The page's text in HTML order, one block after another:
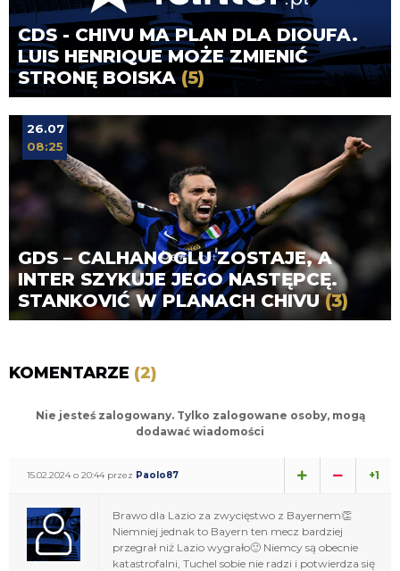
CDS - CHIVU MA PLAN DLA DIOUFA.
LUIS HENRIQUE MOŻE ZMIENIĆ
STRONĘ BOISKA(5)
GDS – CALHANOGLU ZOSTAJE, A
INTER SZYKUJE JEGO NASTĘPCĘ.
STANKOVIĆ W PLANACH CHIVU(3)
26.07
08:25
KOMENTARZE (2)
Nie jesteś zalogowany. Tylko zalogowane osoby, mogą
dodawać wiadomości
15.02.2024 o 20:44 przez Paolo87 +1
Brawo dla Lazio za zwycięstwo z Bayernem👏
Niemniej jednak to Bayern ten mecz bardziej
przegrał niż Lazio wygrało🙂 Niemcy są obecnie
katastrofalni, Tuchel sobie nie radzi i potwierdza się